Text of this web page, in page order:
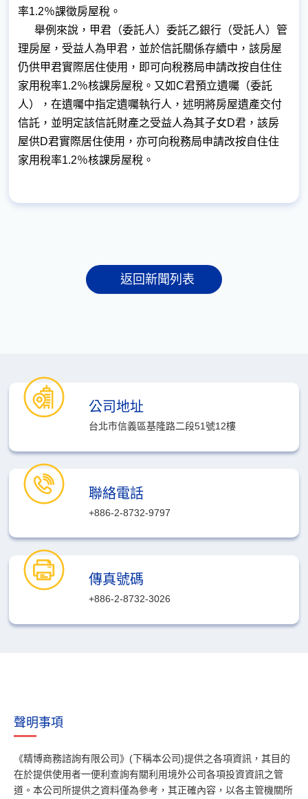
率1.2％課徵房屋稅。
舉例來說，甲君（委託人）委託乙銀行（受託人）管
理房屋，受益人為甲君，並於信託關係存續中，該房屋
仍供甲君實際居住使用，即可向稅務局申請改按自住住
家用稅率1.2％核課房屋稅。又如C君預立遺囑（委託
人），在遺囑中指定遺囑執行人，述明將房屋遺產交付
信託，並明定該信託財產之受益人為其子女D君，該房
屋供D君實際居住使用，亦可向稅務局申請改按自住住
家用稅率1.2％核課房屋稅。
返回新聞列表
公司地址
台北市信義區基隆路二段51號12樓
聯絡電話
+886-2-8732-9797
傳真號碼
+886-2-8732-3026
聲明事項
《精博商務諮詢有限公司》(下稱本公司)提供之各項資訊，其目的
在於提供使用者一便利查詢有關利用境外公司各項投資資訊之管
道。本公司所提供之資料僅為參考，其正確內容，以各主管機關所